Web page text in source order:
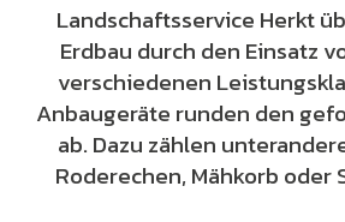
Landschaftsservice Herkt
Erdbau durch den Einsatz
verschiedenen
Anbaugeräte runden den
ab. Dazu zählen
Roderechen, Mähkorb